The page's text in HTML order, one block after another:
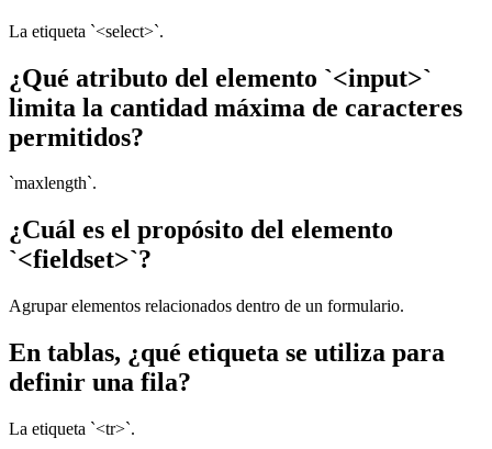
La etiqueta `<select>`.
¿Qué atributo del elemento `<input>`
limita la cantidad máxima de caracteres
permitidos?
`maxlength`.
¿Cuál es el propósito del elemento
`<fieldset>`?
Agrupar elementos relacionados dentro de un formulario.
En tablas, ¿qué etiqueta se utiliza para
definir una fila?
La etiqueta `<tr>`.